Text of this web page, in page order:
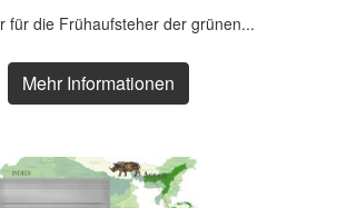
für die Frühaufsteher der grünen...
Mehr Informationen